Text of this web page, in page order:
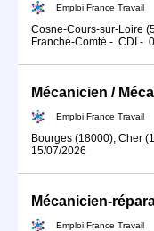
Emploi France Travail
Cosne-Cours-sur-Loire
Franche-Comté - CDI -
Emploi France Travail
Bourges (18000), Cher
15/07/2026
Emploi France Travail